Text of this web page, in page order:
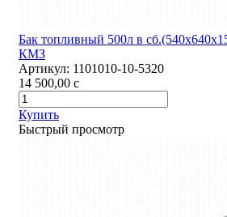
Бак топливный 500л в
КМЗ
Артикул: 1101010-10-5320
14 500,00 c
Купить
Быстрый просмотр